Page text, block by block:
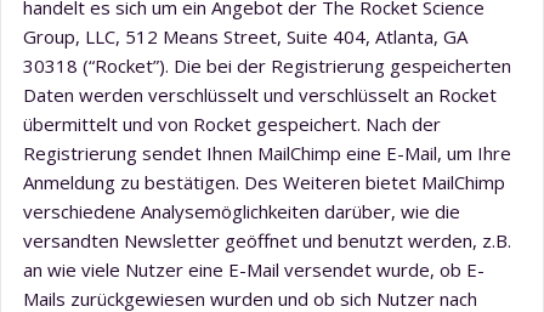
handelt es sich um ein Angebot der The Rocket Science
Group, LLC, 512 Means Street, Suite 404, Atlanta, GA
30318 (“Rocket”). Die bei der Registrierung gespeicherten
Daten werden verschlüsselt und verschlüsselt an Rocket
übermittelt und von Rocket gespeichert. Nach der
Registrierung sendet Ihnen MailChimp eine E-Mail, um Ihre
Anmeldung zu bestätigen. Des Weiteren bietet MailChimp
verschiedene Analysemöglichkeiten darüber, wie die
versandten Newsletter geöffnet und benutzt werden, z.B.
an wie viele Nutzer eine E-Mail versendet wurde, ob E-
Mails zurückgewiesen wurden und ob sich Nutzer nach